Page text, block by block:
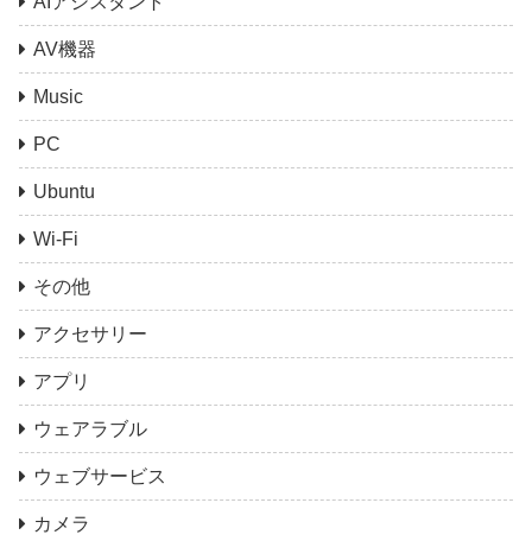
AV機器
Music
PC
Ubuntu
Wi-Fi
その他
アクセサリー
アプリ
ウェアラブル
ウェブサービス
カメラ